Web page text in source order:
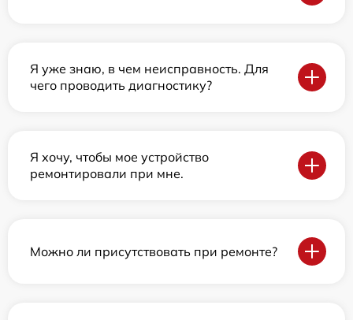
Я уже знаю, в чем неисправность. Для
чего проводить диагностику?
Я хочу, чтобы мое устройство
ремонтировали при мне.
Можно ли присутствовать при ремонте?